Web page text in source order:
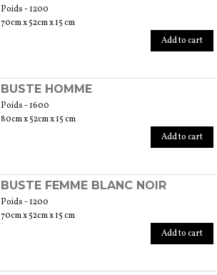
Poids - 1200
70cm x 52cm x 15 cm
Add to cart
BUSTE HOMME
Poids - 1600
80cm x 52cm x 15 cm
Add to cart
BUSTE FEMME BLANC NOIR
Poids - 1200
70cm x 52cm x 15 cm
Add to cart